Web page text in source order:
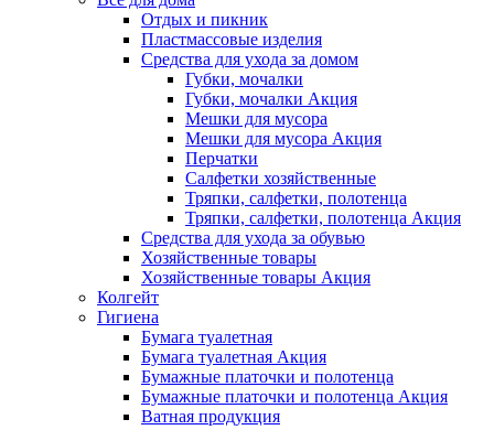
Отдых и пикник
Пластмассовые изделия
Средства для ухода за домом
Губки, мочалки
Губки, мочалки Акция
Мешки для мусора
Мешки для мусора Акция
Перчатки
Салфетки хозяйственные
Тряпки, салфетки, полотенца
Тряпки, салфетки, полотенца Акция
Средства для ухода за обувью
Хозяйственные товары
Хозяйственные товары Акция
Колгейт
Гигиена
Бумага туалетная
Бумага туалетная Акция
Бумажные платочки и полотенца
Бумажные платочки и полотенца Акция
Ватная продукция